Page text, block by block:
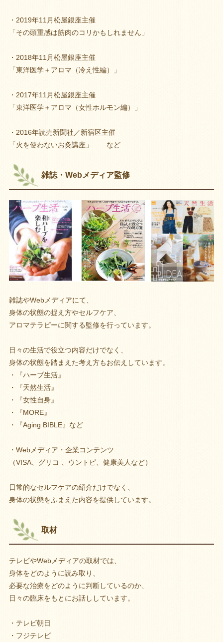
・2019年11月松屋銀座主催
「その頭重感は筋肉のコリかもしれません」
・2018年11月松屋銀座主催
「東洋医学＋アロマ（冷え性編）」
・2017年11月松屋銀座主催
「東洋医学＋アロマ（女性ホルモン編）」
・2016年読売新聞社／新宿区主催
「火を使わないお灸講座」 など
雑誌・Webメディア監修
雑誌やWebメディアにて、
身体の状態の捉え方やセルフケア、
アロマテラピーに関する監修を行っています。
日々の生活で役立つ内容だけでなく、
身体の状態を踏まえた考え方もお伝えしています。
・『ハーブ生活』
・『天然生活』
・『女性自身』
・『MORE』
・『Aging BIBLE』など
・Webメディア・企業コンテンツ
（VISA、グリコ 、ウントピ、健康美人など）
日常的なセルフケアの紹介だけでなく、
身体の状態をふまえた内容を提供しています。
取材
テレビやWebメディアの取材では、
身体をどのように読み取り、
必要な治療をどのように判断しているのか、
日々の臨床をもとにお話ししています。
・テレビ朝日
・フジテレビ